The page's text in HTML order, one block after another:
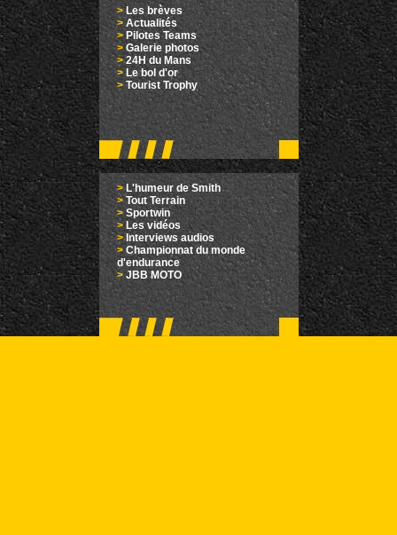
>Les brèves
> Actualités
> Pilotes Teams
>Galerie photos
>24H du Mans
>Le bol d'or
> Tourist Trophy
>L'humeur de Smith
> Tout Terrain
> Sportwin
> Les vidéos
> Interviews audios
>Championnat du monde
d'endurance
> JBB MOTO